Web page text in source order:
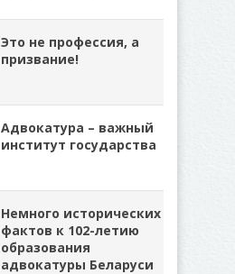
Это не профессия, а
призвание!
Адвокатура – важный
институт государства
Немного исторических
фактов к 102-летию
образования
адвокатуры Беларуси